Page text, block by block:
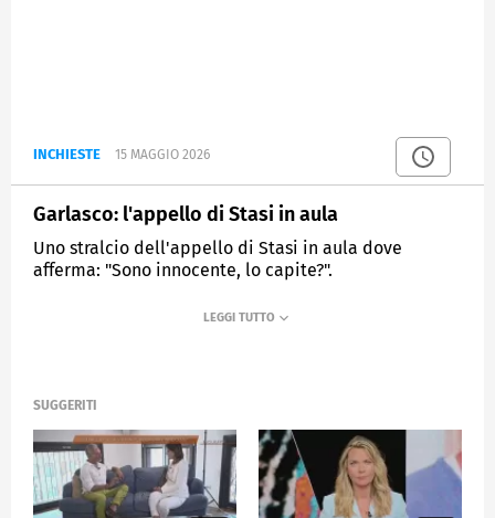
INCHIESTE 15 MAGGIO 2026
Garlasco: l'appello di Stasi in aula
Uno stralcio dell'appello di Stasi in aula dove
afferma: "Sono innocente, lo capite?".
QUARTO GRADO
SUGGERITI